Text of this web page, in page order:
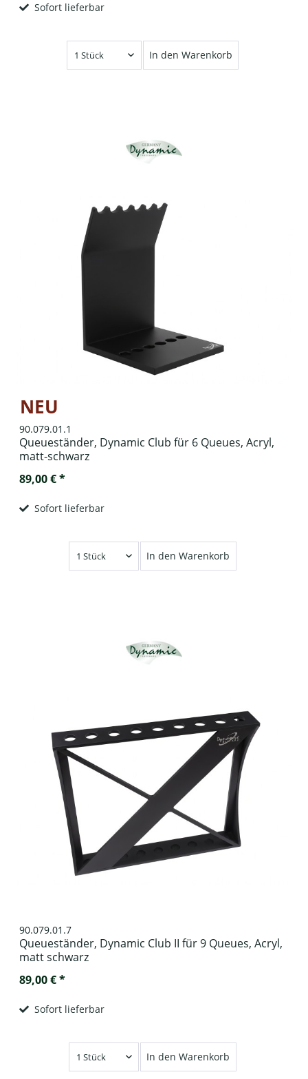
Sofort lieferbar
In den Warenkorb
NEU
90.079.01.1
Queueständer, Dynamic Club für 6 Queues, Acryl,
matt-schwarz
89,00 € *
Sofort lieferbar
In den Warenkorb
90.079.01.7
Queueständer, Dynamic Club II für 9 Queues, Acryl,
matt schwarz
89,00 € *
Sofort lieferbar
In den Warenkorb